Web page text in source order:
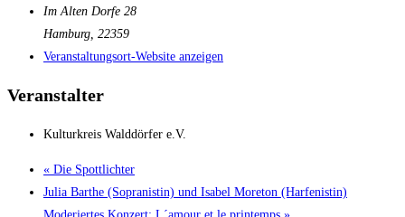
Im Alten Dorfe 28
Hamburg 22359
Veranstaltungsort-Website anzeigen
Veranstalter
Kulturkreis Walddörfer e.V.
« Die Spottlichter
Julia Barthe (Sopranistin) und Isabel Moreton (Harfenistin)